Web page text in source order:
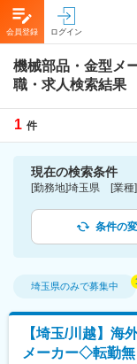
会員登録 ログイン
機械部品・金型メ
職・求人検索結果
1 件
現在の検索条件
条件の
埼玉県のみで募集中
【埼玉/川越】海
メーカー◇転勤